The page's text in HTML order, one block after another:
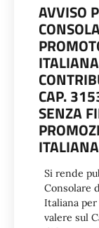
AVVISO
CAP.
SENZA
Si rende
Consolare
Italiana per
valere sul